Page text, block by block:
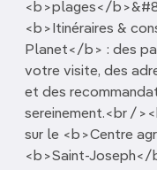
<b>plages</
<b>Itinéraires &
Planet</b> : des
votre visite, des
et des
sereinement.<br /
sur le <b>Centre
<b>Saint-